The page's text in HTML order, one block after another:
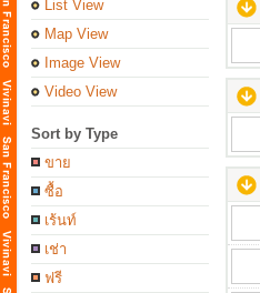
List View
Map View
Image View
Video View
Sort by Type
ขาย
ซื้อ
เร้นท์
เช่า
ฟรี